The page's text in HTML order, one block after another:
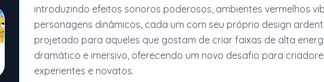
introduzindo efeitos sonoros poderosos, ambientes vermelhos
personagens dinâmicos, cada um com seu próprio design
projetado para aqueles que gostam de criar faixas de alta
dramático e imersivo, oferecendo um novo desafio para
experientes e novatos.